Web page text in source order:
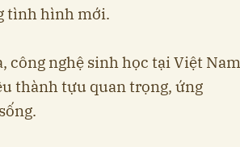
tình hình mới.
công nghệ sinh học tại Việt Nam
thành tựu quan trọng, ứng